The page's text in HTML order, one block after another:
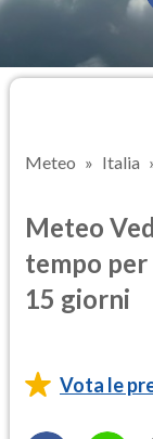
Meteo Italia
Meteo
tempo per
15 giorni
Vota le